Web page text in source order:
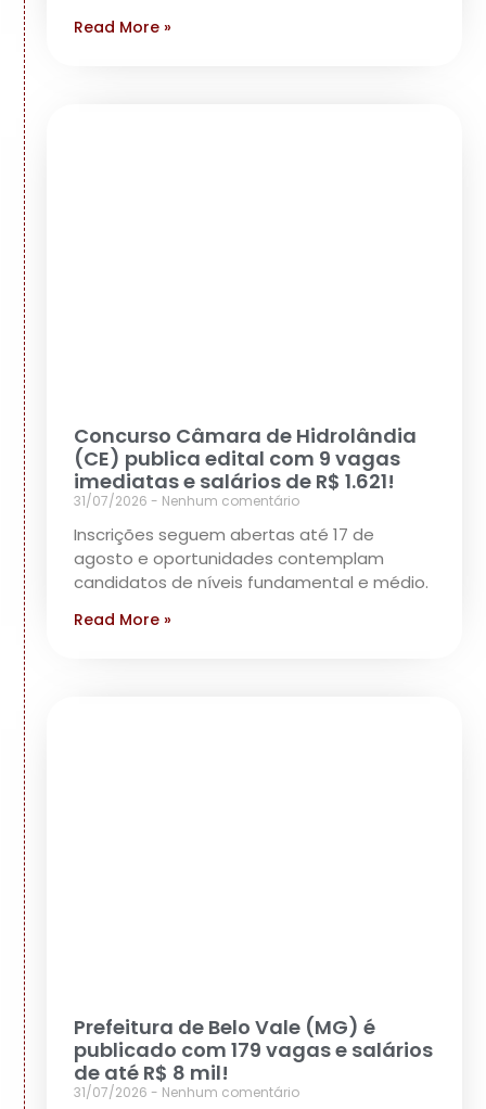
Read More »
Concurso Câmara de Hidrolândia
(CE) publica edital com 9 vagas
imediatas e salários de R$ 1.621!
31/07/2026 Nenhum comentário
Inscrições seguem abertas até 17 de
agosto e oportunidades contemplam
candidatos de níveis fundamental e médio.
Read More »
Prefeitura de Belo Vale (MG) é
publicado com 179 vagas e salários
de até R$ 8 mil!
31/07/2026 Nenhum comentário